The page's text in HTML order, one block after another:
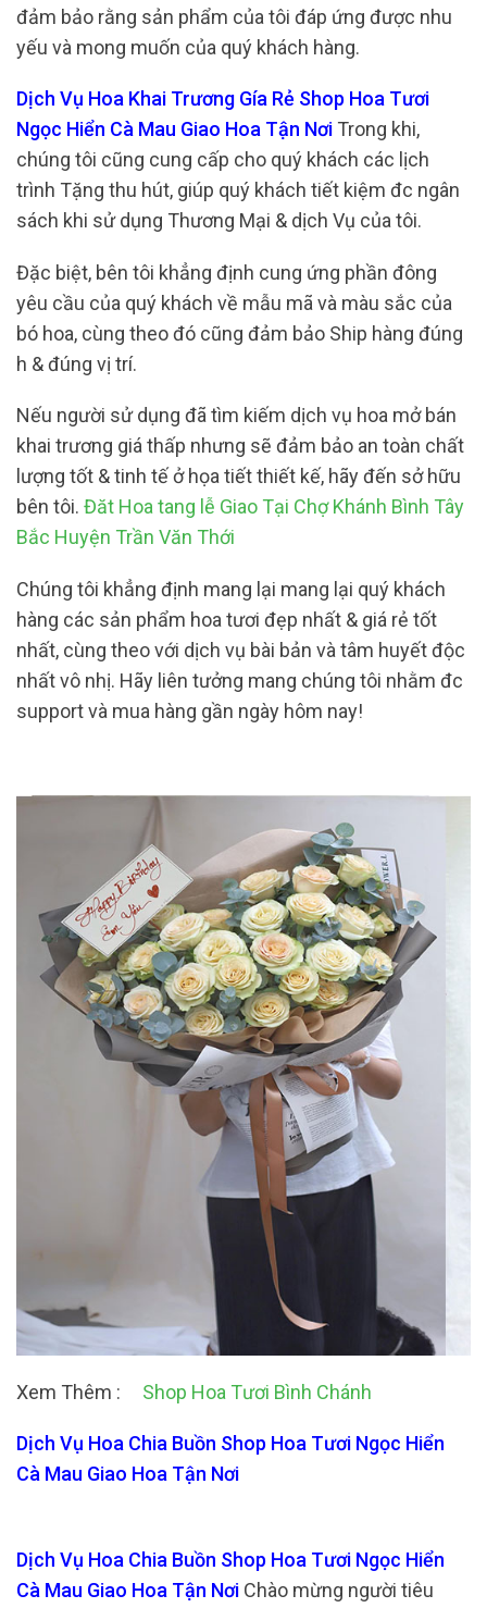
đảm bảo rằng sản phẩm của tôi đáp ứng được nhu
yếu và mong muốn của quý khách hàng.
Dịch Vụ Hoa Khai Trương Gía Rẻ Shop Hoa Tươi
Ngọc Hiển Cà Mau Giao Hoa Tận Nơi Trong khi,
chúng tôi cũng cung cấp cho quý khách các lịch
trình Tặng thu hút, giúp quý khách tiết kiệm đc ngân
sách khi sử dụng Thương Mại & dịch Vụ của tôi.
Đặc biệt, bên tôi khẳng định cung ứng phần đông
yêu cầu của quý khách về mẫu mã và màu sắc của
bó hoa, cùng theo đó cũng đảm bảo Ship hàng đúng
h & đúng vị trí.
Nếu người sử dụng đã tìm kiếm dịch vụ hoa mở bán
khai trương giá thấp nhưng sẽ đảm bảo an toàn chất
lượng tốt & tinh tế ở họa tiết thiết kế, hãy đến sở hữu
bên tôi. Đăt Hoa tang lễ Giao Tại Chợ Khánh Bình Tây
Bắc Huyện Trần Văn Thới
Chúng tôi khẳng định mang lại mang lại quý khách
hàng các sản phẩm hoa tươi đẹp nhất & giá rẻ tốt
nhất, cùng theo với dịch vụ bài bản và tâm huyết độc
nhất vô nhị. Hãy liên tưởng mang chúng tôi nhằm đc
support và mua hàng gần ngày hôm nay!
Xem Thêm : Shop Hoa Tươi Bình Chánh
Dịch Vụ Hoa Chia Buồn Shop Hoa Tươi Ngọc Hiển
Cà Mau Giao Hoa Tận Nơi
Dịch Vụ Hoa Chia Buồn Shop Hoa Tươi Ngọc Hiển
Cà Mau Giao Hoa Tận Nơi Chào mừng người tiêu